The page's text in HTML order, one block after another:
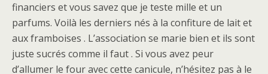
financiers et vous savez que je teste mille et un
parfums. Voilà les derniers nés à la confiture de lait et
aux framboises . L’association se marie bien et ils sont
juste sucrés comme il faut . Si vous avez peur
d’allumer le four avec cette canicule, n’hésitez pas à le